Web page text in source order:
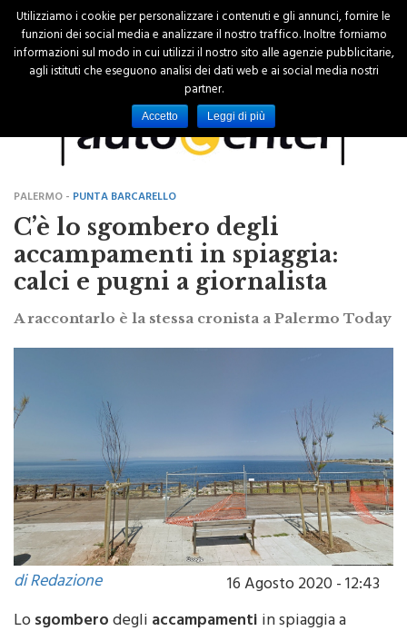
PALERMO - PUNTA BARCARELLO
C’è lo sgombero degli
accampamenti in spiaggia:
calci e pugni a giornalista
A raccontarlo è la stessa cronista a Palermo Today
di Redazione
16 Agosto 2020 - 12:43
Losgomberodegliaccampamentiin spiaggia a
Utilizziamo i cookie per personalizzare i contenuti e gli annunci, fornire le
funzioni dei social media e analizzare il nostro traffico. Inoltre forniamo
informazioni sul modo in cui utilizzi il nostro sito alle agenzie pubblicitarie,
agli istituti che eseguono analisi dei dati web e ai social media nostri
partner.
Accetto Leggi di più